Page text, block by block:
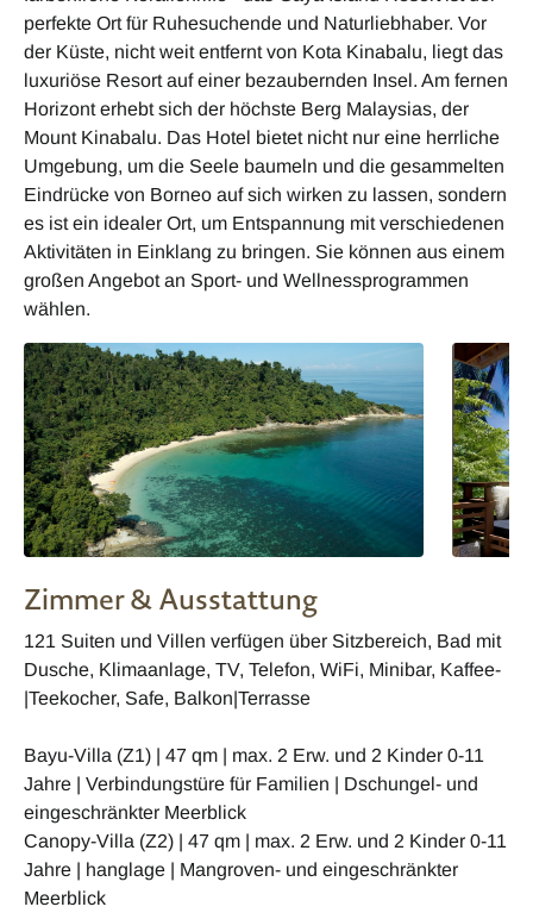
perfekte Ort für Ruhesuchende und Naturliebhaber. Vor
der Küste, nicht weit entfernt von Kota Kinabalu, liegt das
luxuriöse Resort auf einer bezaubernden Insel. Am fernen
Horizont erhebt sich der höchste Berg Malaysias, der
Mount Kinabalu. Das Hotel bietet nicht nur eine herrliche
Umgebung, um die Seele baumeln und die gesammelten
Eindrücke von Borneo auf sich wirken zu lassen, sondern
es ist ein idealer Ort, um Entspannung mit verschiedenen
Aktivitäten in Einklang zu bringen. Sie können aus einem
großen Angebot an Sport- und Wellnessprogrammen
wählen.
Zimmer & Ausstattung
121 Suiten und Villen verfügen über Sitzbereich, Bad mit
Dusche, Klimaanlage, TV, Telefon, WiFi, Minibar, Kaffee-
|Teekocher, Safe, Balkon|Terrasse
Bayu-Villa (Z1) | 47 qm | max. 2 Erw. und 2 Kinder 0-11
Jahre | Verbindungstüre für Familien | Dschungel- und
eingeschränkter Meerblick
Canopy-Villa (Z2) | 47 qm | max. 2 Erw. und 2 Kinder 0-11
Jahre | hanglage | Mangroven- und eingeschränkter
Meerblick